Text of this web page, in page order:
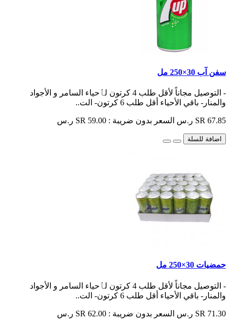
سفن آب 30×250 مل
- التوصيل مجاناً لأقل طلب 4 كرتون لٱحياء السامر و الأجواد
والمنار- باقي الأحياء أقل طلب 6 كرتون- الت..
SR 67.85 ر.س السعر بدون ضريبة : SR 59.00 ر.س
اضافة للسلة
حمضيات 30×250 مل
- التوصيل مجاناً لأقل طلب 4 كرتون لٱحياء السامر و الأجواد
والمنار- باقي الأحياء أقل طلب 6 كرتون- الت..
SR 71.30 ر.س السعر بدون ضريبة : SR 62.00 ر.س